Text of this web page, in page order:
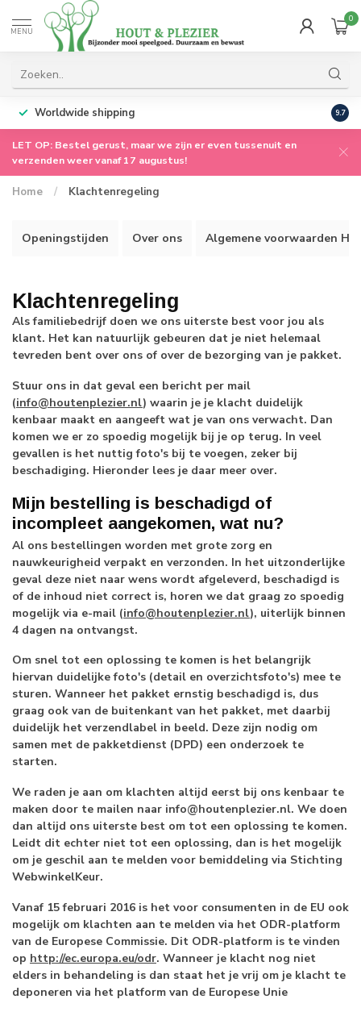
MENU
0
Worldwide shipping 9.7
LET OP: Bestel gerust, maar we zijn er even tussenuit en
verzenden weer vanaf 17 augustus!
Home / Klachtenregeling
Openingstijden Over ons Algemene voorwaarden
Klachtenregeling
Als familiebedrijf doen we ons uiterste best voor jou als
klant. Het kan natuurlijk gebeuren dat je niet helemaal
tevreden bent over ons of over de bezorging van je pakket.
Stuur ons in dat geval een bericht per mail
(info@houtenplezier.nl) waarin je je klacht duidelijk
kenbaar maakt en aangeeft wat je van ons verwacht. Dan
komen we er zo spoedig mogelijk bij je op terug. In veel
gevallen is het nuttig foto's bij te voegen, zeker bij
beschadiging. Hieronder lees je daar meer over.
Mijn bestelling is beschadigd of
incompleet aangekomen, wat nu?
Al ons bestellingen worden met grote zorg en
nauwkeurigheid verpakt en verzonden. In het uitzonderlijke
geval deze niet naar wens wordt afgeleverd, beschadigd is
of de inhoud niet correct is, horen we dat graag zo spoedig
mogelijk via e-mail (info@houtenplezier.nl), uiterlijk binnen
4 dagen na ontvangst.
Om snel tot een oplossing te komen is het belangrijk
hiervan duidelijke foto's (detail en overzichtsfoto's) mee te
sturen. Wanneer het pakket ernstig beschadigd is, dus
graag ook van de buitenkant van het pakket, met daarbij
duidelijk het verzendlabel in beeld. Deze zijn nodig om
samen met de pakketdienst (DPD) een onderzoek te
starten.
We raden je aan om klachten altijd eerst bij ons kenbaar te
maken door te mailen naar info@houtenplezier.nl. We doen
dan altijd ons uiterste best om tot een oplossing te komen.
Leidt dit echter niet tot een oplossing, dan is het mogelijk
om je geschil aan te melden voor bemiddeling via Stichting
WebwinkelKeur.
Vanaf 15 februari 2016 is het voor consumenten in de EU ook
mogelijk om klachten aan te melden via het ODR-platform
van de Europese Commissie. Dit ODR-platform is te vinden
op http://ec.europa.eu/odr. Wanneer je klacht nog niet
elders in behandeling is dan staat het je vrij om je klacht te
deponeren via het platform van de Europese Unie